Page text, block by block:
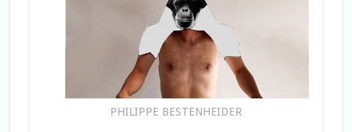
PHILIPPE BESTENHEIDER